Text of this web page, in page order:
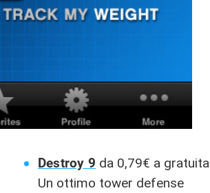
Destroy 9 da 0,79€ a gratuita
Un ottimo tower defense